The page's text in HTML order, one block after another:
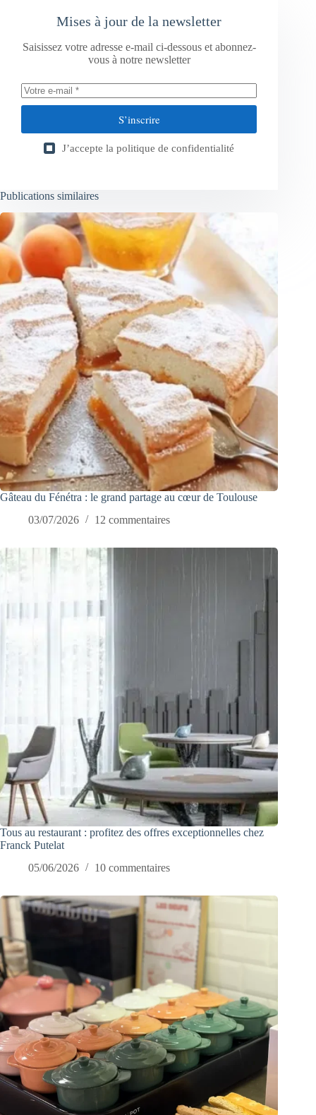
Mises à jour de la newsletter
Saisissez votre adresse e-mail ci-dessous et abonnez-
vous à notre newsletter
S’inscrire
J’accepte la politique de confidentialité
Publications similaires
Gâteau du Fénétra : le grand partage au cœur de Toulouse
03/07/2026
12 commentaires
Tous au restaurant : profitez des offres exceptionnelles chez
Franck Putelat
05/06/2026
10 commentaires